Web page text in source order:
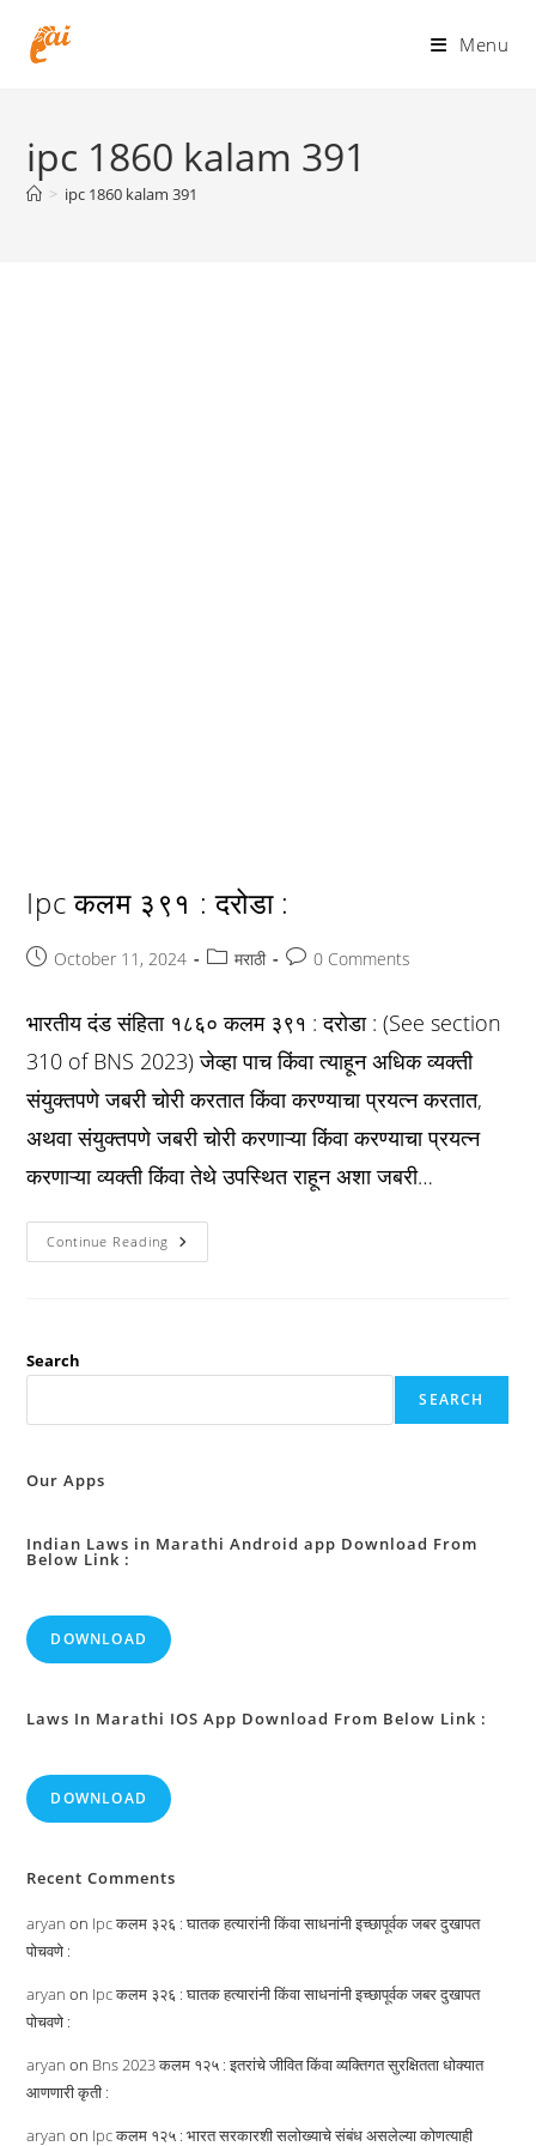
Menu
ipc 1860 kalam 391
> ipc 1860 kalam 391
Ipc कलम ३९१ : दरोडा :
PostOctober 11, 2024
Postमराठी
Post0 Comments
भारतीय दंड संहिता १८६० कलम ३९१ : दरोडा : (See section
310 of BNS 2023) जेव्हा पाच किंवा त्याहून अधिक व्यक्ती
संयुक्तपणे जबरी चोरी करतात किंवा करण्याचा प्रयत्न करतात,
अथवा संयुक्तपणे जबरी चोरी करणाऱ्या किंवा करण्याचा प्रयत्न
करणाऱ्या व्यक्ती किंवा तेथे उपस्थित राहून अशा जबरी…
Continue Reading Ipc
कलम
Search
SEARCH
Our Apps
Indian Laws in Marathi Android app Download From
Below Link :
DOWNLOAD
Laws In Marathi IOS App Download From Below Link :
DOWNLOAD
Recent Comments
aryan on Ipc कलम ३२६ : घातक हत्यारांनी किंवा साधनांनी इच्छापूर्वक जबर दुखापत
पोचवणे :
aryan on Ipc कलम ३२६ : घातक हत्यारांनी किंवा साधनांनी इच्छापूर्वक जबर दुखापत
पोचवणे :
aryan on Bns 2023 कलम १२५ : इतरांचे जीवित किंवा व्यक्तिगत सुरक्षितता धोक्यात
आणणारी कृती :
aryan on Ipc कलम १२५ : भारत सरकारशी सलोख्याचे संबंध असलेल्या कोणत्याही